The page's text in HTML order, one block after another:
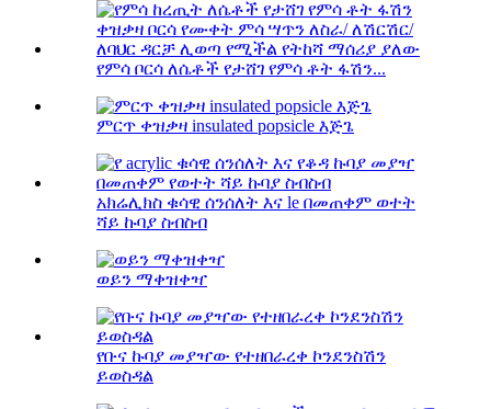
የምሳ ቦርሳ ለሴቶች የታሸገ የምሳ ቶት ፋሽን...
ምርጥ ቀዝቃዛ insulated popsicle እጅጌ
አክሬሊክስ ቁሳዊ ሰንሰለት እና le በመጠቀም ወተት
ሻይ ኩባያ ስብስብ
ወይን ማቀዝቀዣ
የቡና ኩባያ መያዣው የተዘበራረቀ ኮንደንስሽን
ይወስዳል